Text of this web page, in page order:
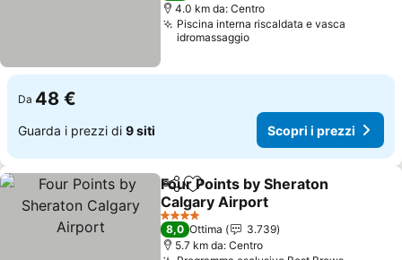
4.0 km da: Centro
Piscina interna riscaldata e vasca
idromassaggio
Da 48 €
Guarda i prezzi di 9 siti Scopri i prezzi
CondividiAggiungi ai preferiti
Four Points by Sheraton
Calgary Airport
Scopri i prezzi
4 Stelle
8,0 Ottima
3.739
5.7 km da: Centro